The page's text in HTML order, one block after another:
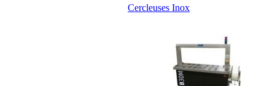
Cercleuses Inox